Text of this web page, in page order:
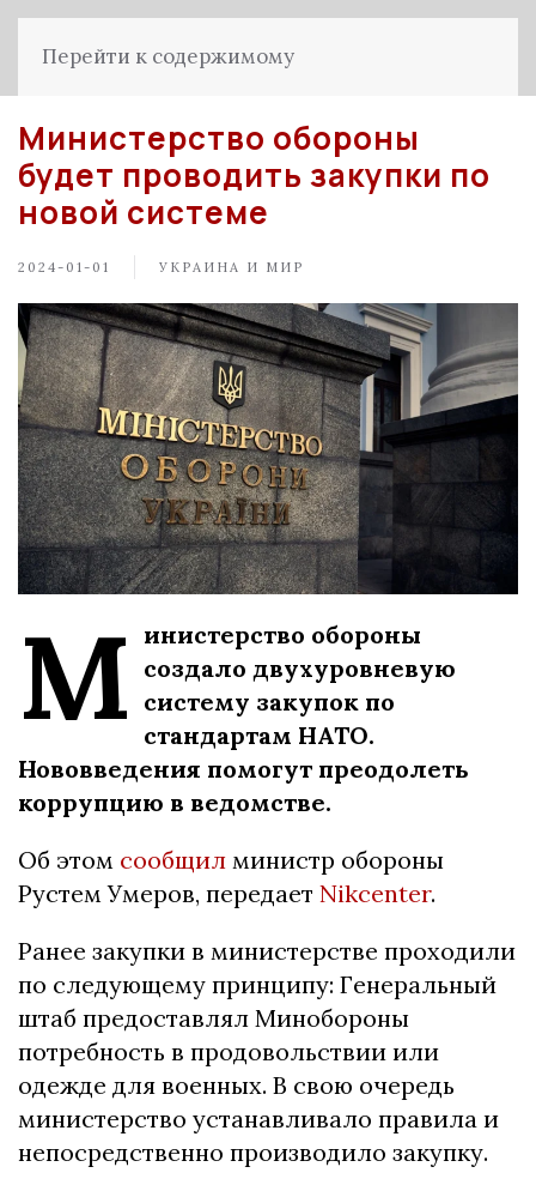
Перейти к содержимому
Министерство обороны
будет проводить закупки по
новой системе
2024-01-01 УКРАИНА И МИР
М инистерство обороны
создало двухуровневую
систему закупок по
стандартам НАТО.
Нововведения помогут преодолеть
коррупцию в ведомстве.
Об этом сообщил министр обороны
Рустем Умеров, передает Nikcenter.
Ранее закупки в министерстве проходили
по следующему принципу: Генеральный
штаб предоставлял Минобороны
потребность в продовольствии или
одежде для военных. В свою очередь
министерство устанавливало правила и
непосредственно производило закупку.